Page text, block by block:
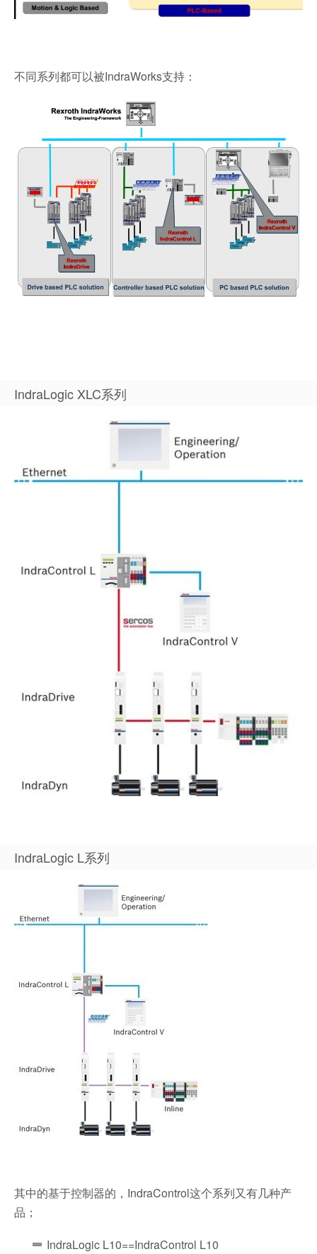
不同系列都可以被IndraWorks支持：
IndraLogic XLC系列
IndraLogic L系列
其中的基于控制器的，IndraControl这个系列又有几种产
品；
IndraLogic L10==IndraControl L10